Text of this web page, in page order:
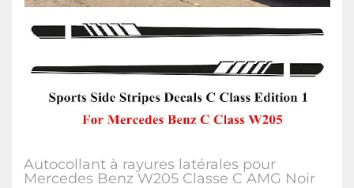
Autocollant à rayures latérales pour
Mercedes Benz W205 Classe C AMG Noir